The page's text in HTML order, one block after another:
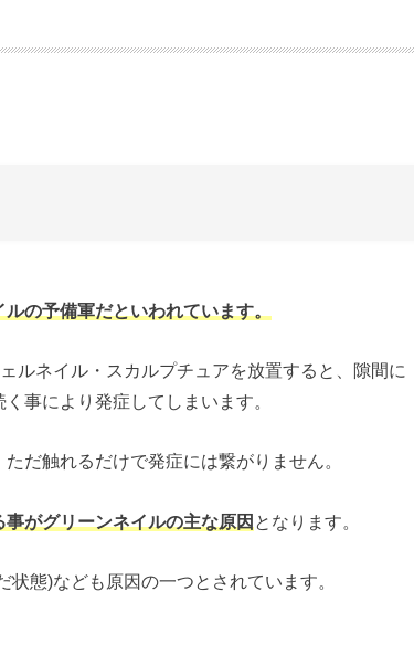
の予備軍だといわれています。
ルネイル・スカルプチュアを放置すると、隙間に
事により発症してしまいます。
だ触れるだけで発症には繋がりません。
がグリーンネイルの主な原因 となります。
態)なども原因の一つとされています。